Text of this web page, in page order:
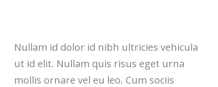
Nullam id dolor id nibh ultricies vehicula
ut id elit. Nullam quis risus eget urna
mollis ornare vel eu leo. Cum sociis